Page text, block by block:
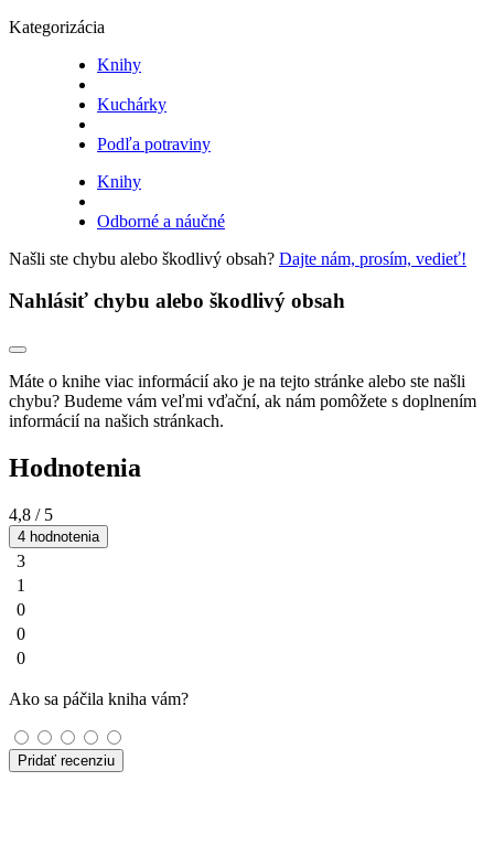
Kategorizácia
Knihy
Kuchárky
Podľa potraviny
Knihy
Odborné a náučné
Našli ste chybu alebo škodlivý obsah? Dajte nám, prosím, vedieť!
Nahlásiť chybu alebo škodlivý obsah
Máte o knihe viac informácií ako je na tejto stránke alebo ste našli
chybu? Budeme vám veľmi vďační, ak nám pomôžete s doplnením
informácií na našich stránkach.
Hodnotenia
4,8 / 5
4 hodnotenia
3
1
0
0
0
Ako sa páčila kniha vám?
Pridať recenziu